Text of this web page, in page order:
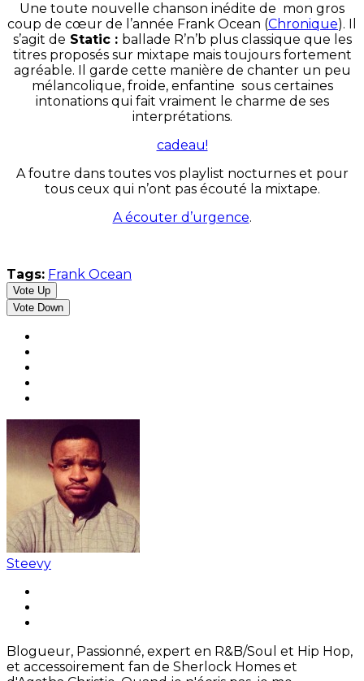
Une toute nouvelle chanson inédite de mon gros
coup de cœur de l’année Frank Ocean (Chronique). Il
s’agit de Static : ballade R’n’b plus classique que les
titres proposés sur mixtape mais toujours fortement
agréable. Il garde cette manière de chanter un peu
mélancolique, froide, enfantine sous certaines
intonations qui fait vraiment le charme de ses
interprétations.
cadeau!
A foutre dans toutes vos playlist nocturnes et pour
tous ceux qui n’ont pas écouté la mixtape.
A écouter d’urgence.
Tags: Frank Ocean
Vote Up
Vote Down
Steevy
Blogueur, Passionné, expert en R&B/Soul et Hip Hop,
et accessoirement fan de Sherlock Homes et